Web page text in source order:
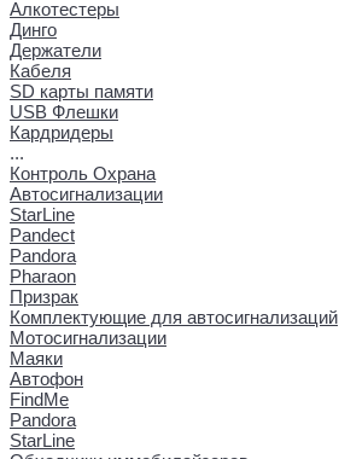
Алкотестеры
Динго
Держатели
Кабеля
SD карты памяти
USB Флешки
Кардридеры
...
Контроль Охрана
Автосигнализации
StarLine
Pandect
Pandora
Pharaon
Призрак
Комплектующие для автосигнализаций
Мотосигнализации
Маяки
Автофон
FindMe
Pandora
StarLine